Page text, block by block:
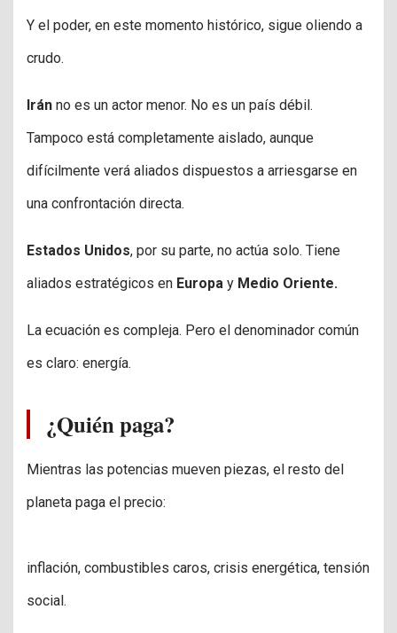
Y el poder, en este momento histórico, sigue oliendo a
crudo.
Irán no es un actor menor. No es un país débil.
Tampoco está completamente aislado, aunque
difícilmente verá aliados dispuestos a arriesgarse en
una confrontación directa.
Estados Unidos, por su parte, no actúa solo. Tiene
aliados estratégicos en Europa y Medio Oriente.
La ecuación es compleja. Pero el denominador común
es claro: energía.
¿Quién paga?
Mientras las potencias mueven piezas, el resto del
planeta paga el precio:
inflación, combustibles caros, crisis energética, tensión
social.